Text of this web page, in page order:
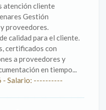
atención cliente
Gestión
proveedores.
calidad para el cliente.
certificados con
a proveedores y
en tiempo...
- Salario: ----------